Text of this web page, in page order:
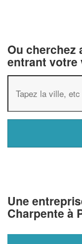
Ou cherchez
entrant
Une
Charpente à